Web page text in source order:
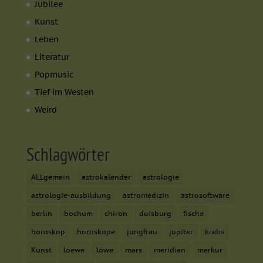
Jubilee
Kunst
Leben
Literatur
Popmusic
Tief im Westen
Weird
Schlagwörter
ALLgemein astrokalender astrologie
astrologie-ausbildung astromedizin astrosoftware
berlin bochum chiron duisburg fische
horoskop horoskope jungfrau jupiter krebs
Kunst loewe löwe mars meridian merkur
indem sie Besucher über Websites hinweg verfolgen.
Externe Medien (7)
Inhalte von Videoplattformen und Social-Media-Plattformen
werden standardmäßig blockiert. Wenn Cookies von externen
keiner manuellen Einwilligung mehr.